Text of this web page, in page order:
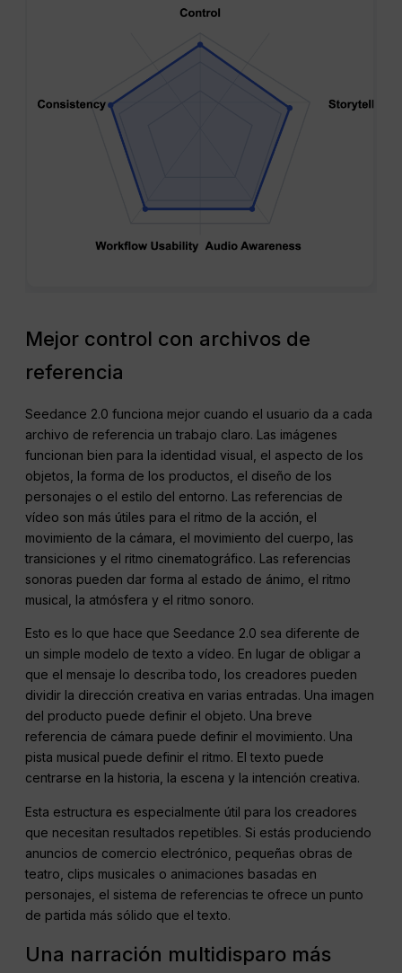
Mejor control con archivos de
referencia
Seedance 2.0 funciona mejor cuando el usuario da a cada
archivo de referencia un trabajo claro. Las imágenes
funcionan bien para la identidad visual, el aspecto de los
objetos, la forma de los productos, el diseño de los
personajes o el estilo del entorno. Las referencias de
vídeo son más útiles para el ritmo de la acción, el
movimiento de la cámara, el movimiento del cuerpo, las
transiciones y el ritmo cinematográfico. Las referencias
sonoras pueden dar forma al estado de ánimo, el ritmo
musical, la atmósfera y el ritmo sonoro.
Esto es lo que hace que Seedance 2.0 sea diferente de
un simple modelo de texto a vídeo. En lugar de obligar a
que el mensaje lo describa todo, los creadores pueden
dividir la dirección creativa en varias entradas. Una imagen
del producto puede definir el objeto. Una breve
referencia de cámara puede definir el movimiento. Una
pista musical puede definir el ritmo. El texto puede
centrarse en la historia, la escena y la intención creativa.
Esta estructura es especialmente útil para los creadores
que necesitan resultados repetibles. Si estás produciendo
anuncios de comercio electrónico, pequeñas obras de
teatro, clips musicales o animaciones basadas en
personajes, el sistema de referencias te ofrece un punto
de partida más sólido que el texto.
Una narración multidisparo más